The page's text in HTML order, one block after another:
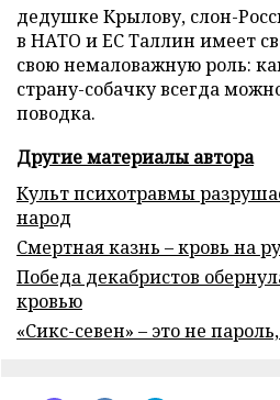
дедушке Крылову, слон-
в НАТО и ЕС Таллин имеет
свою немаловажную роль:
страну-собачку всегда
поводка.
Другие материалы автора
Культ психотравмы
народ
Смертная казнь – кровь на
Победа декабристов
кровью
«Сикс-севен» – это не